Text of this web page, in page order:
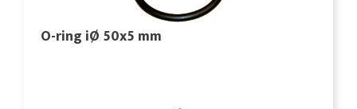
O-ring iØ 50x5 mm